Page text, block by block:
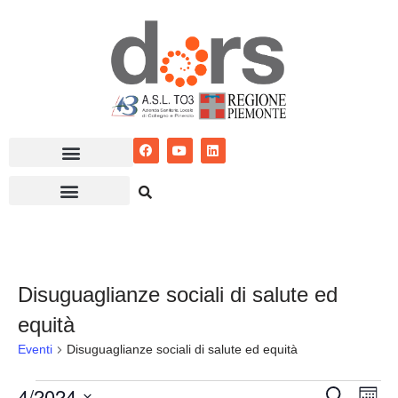
Disuguaglianze sociali di salute ed
equità
Eventi Disuguaglianze sociali di salute ed equità
Cerca